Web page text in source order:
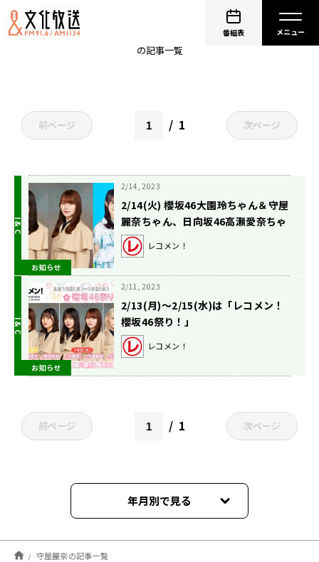
番組表
の記事一覧
前ページ 1 次ページ
お知らせ
2/14, 2023
2/14(火) 櫻坂46大園玲ちゃん＆守屋
麗奈ちゃん、日向坂46高瀬愛奈ちゃ
んが生登場します！
レコメン！
お知らせ
2/11, 2023
2/13(月)～2/15(水)は「レコメン！
櫻坂46祭り！」
レコメン！
前ページ 1 次ページ
年月別で見る
2025年02月
守屋麗奈の記事一覧